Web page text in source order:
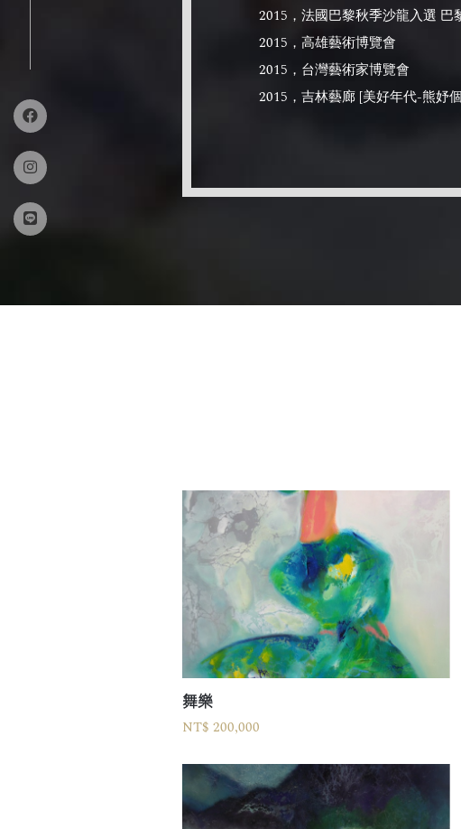
2015，法國巴黎秋季沙龍入選 巴
2015，高雄藝術博覽會
2015，台灣藝術家博覽會
2015，吉林藝廊 [美好年代-熊妤
舞樂
NT$ 200,000